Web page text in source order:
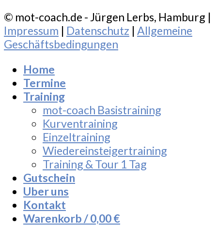
© mot-coach.de - Jürgen Lerbs, Hamburg |
Impressum | Datenschutz | Allgemeine
Geschäftsbedingungen
Home
Termine
Training
mot-coach Basistraining
Kurventraining
Einzeltraining
Wiedereinsteigertraining
Training & Tour 1 Tag
Gutschein
Uber uns
Kontakt
Warenkorb /0,00€